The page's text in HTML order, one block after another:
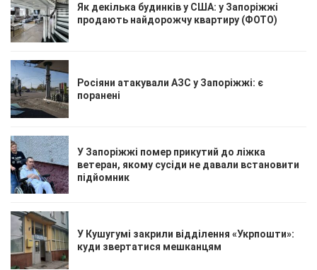
Як декілька будинків у США: у Запоріжжі
продають найдорожчу квартиру (ФОТО)
Росіяни атакували АЗС у Запоріжжі: є
поранені
У Запоріжжі помер прикутий до ліжка
ветеран, якому сусіди не давали встановити
підйомник
У Кушугумі закрили відділення «Укрпошти»:
куди звертатися мешканцям